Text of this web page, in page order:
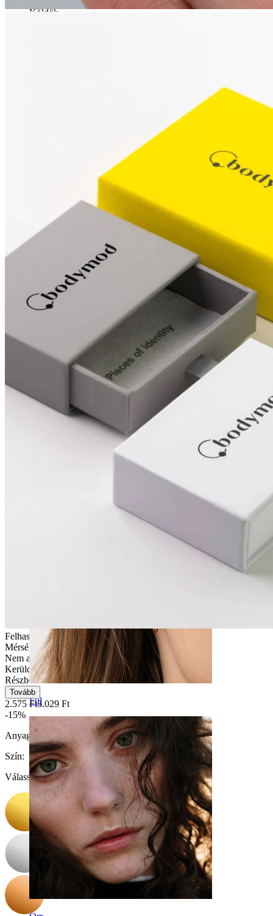
Köldök
Septum
Fül
Felhasználóbarát
Mérsékelt használat
Nem alkalmas érzékeny bőrre
Kerüld a vizet
Részben tartós
Tovább
2.575 Ft3.029 Ft
-15%
Anyag:
Orvosi acél / Sárgaréz
Szín:
Válasszon Szín